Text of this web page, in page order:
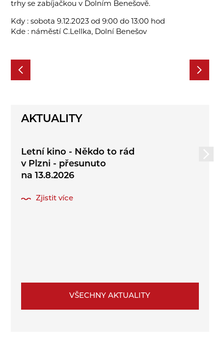
trhy se zabíjačkou v Dolním Benešově.
Kdy : sobota 9.12.2023 od 9:00 do 13:00 hod
Kde : náměstí C.Lellka, Dolní Benešov
AKTUALITY
Letní kino - Někdo to rád
v Plzni - přesunuto
na 13.8.2026
Zjistit více
VŠECHNY AKTUALITY